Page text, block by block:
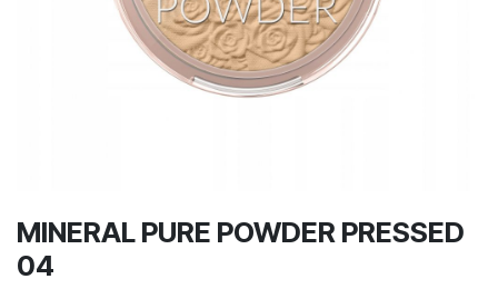
MINERAL PURE POWDER PRESSED
04